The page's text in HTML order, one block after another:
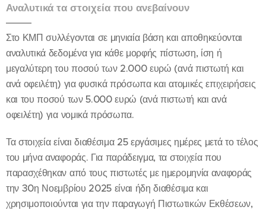
Αναλυτικά τα στοιχεία που ανεβαίνουν
Στο ΚΜΠ συλλέγονται σε μηνιαία βάση και αποθηκεύονται
αναλυτικά δεδομένα για κάθε μορφής πίστωση, ίση ή
μεγαλύτερη του ποσού των 2.000 ευρώ (ανά πιστωτή και
ανά οφειλέτη) για φυσικά πρόσωπα και ατομικές επιχειρήσεις
και του ποσού των 5.000 ευρώ (ανά πιστωτή και ανά
οφειλέτη) για νομικά πρόσωπα.
Τα στοιχεία είναι διαθέσιμα 25 εργάσιμες ημέρες μετά το τέλος
του μήνα αναφοράς. Για παράδειγμα, τα στοιχεία που
παρασχέθηκαν από τους πιστωτές με ημερομηνία αναφοράς
την 30η Νοεμβρίου 2025 είναι ήδη διαθέσιμα και
χρησιμοποιούνται για την παραγωγή Πιστωτικών Εκθέσεων,